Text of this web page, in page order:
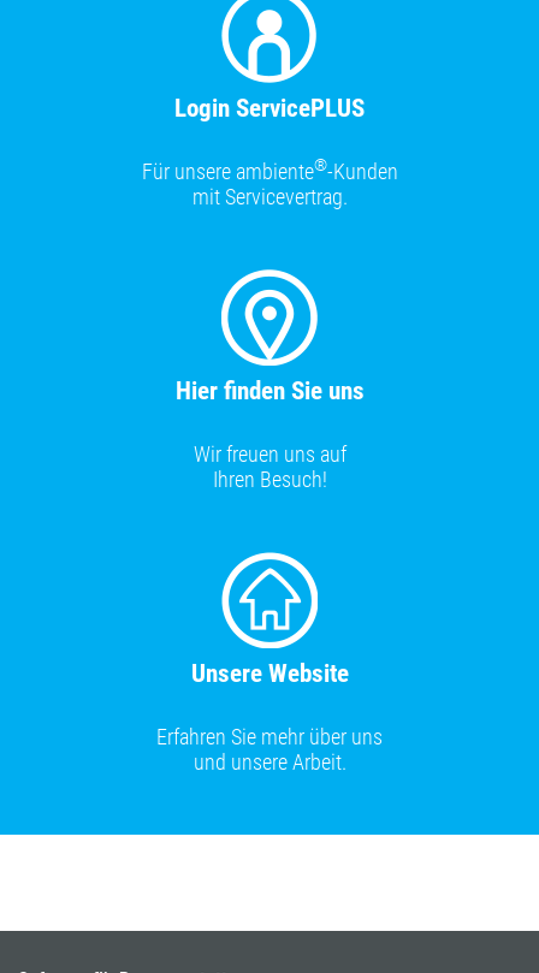
Login ServicePLUS
Für unsere ambiente®-Kunden
mit Servicevertrag.
Hier finden Sie uns
Wir freuen uns auf
Ihren Besuch!
Unsere Website
Erfahren Sie mehr über uns
und unsere Arbeit.